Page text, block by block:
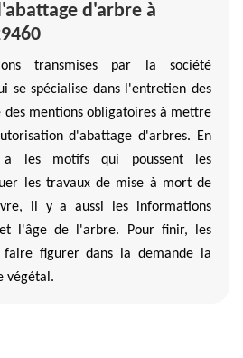
d'arbre à
transmises par la société
se spécialise dans l'entretien des
des mentions obligatoires à mettre
d'abattage d'arbres. En
les motifs qui poussent les
les travaux de mise à mort de
il y a aussi les informations
l'âge de l'arbre. Pour finir, les
faire figurer dans la demande la
végétal.